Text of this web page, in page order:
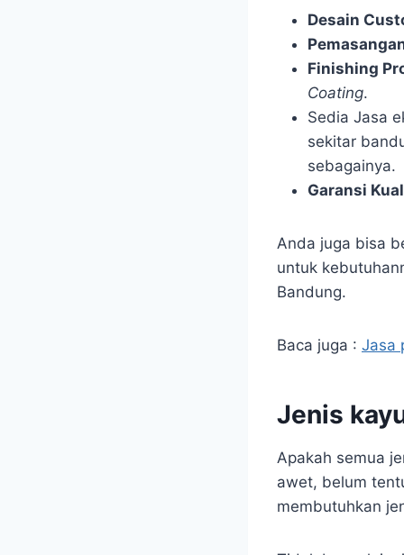
Desain
Finishing
Coating.
Sedia Jasa
sekitar
sebagainya.
Garansi
Anda juga bisa
untuk
Bandung.
Baca juga : Jasa
Jenis
Apakah semua
awet, belum
membutuhkan